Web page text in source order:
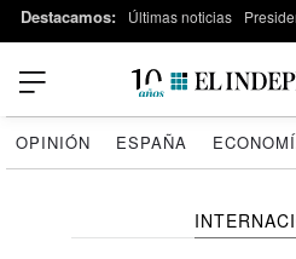
Destacamos: Últimas noticias
OPINIÓN ESPAÑA